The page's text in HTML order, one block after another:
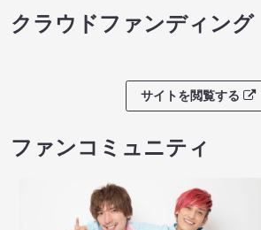
クラウドファンディング
サイトを閲覧する
ファンコミュニティ